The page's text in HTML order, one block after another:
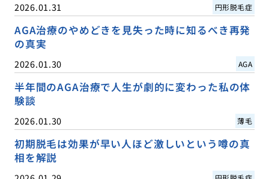
2026.01.31 円形脱毛症
AGA治療のやめどきを見失った時に知るべき再発
の真実
2026.01.30 AGA
半年間のAGA治療で人生が劇的に変わった私の体
験談
2026.01.30 薄毛
初期脱毛は効果が早い人ほど激しいという噂の真
相を解説